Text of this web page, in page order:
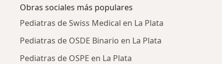
Obras sociales más populares
Pediatras de Swiss Medical en La Plata
Pediatras de OSDE Binario en La Plata
Pediatras de OSPE en La Plata